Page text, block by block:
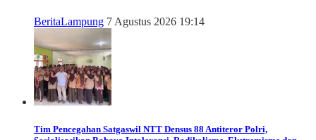
BeritaLampung 7 Agustus 2026 19:14
Tim Pencegahan Satgaswil NTT Densus 88 Antiteror Polri,